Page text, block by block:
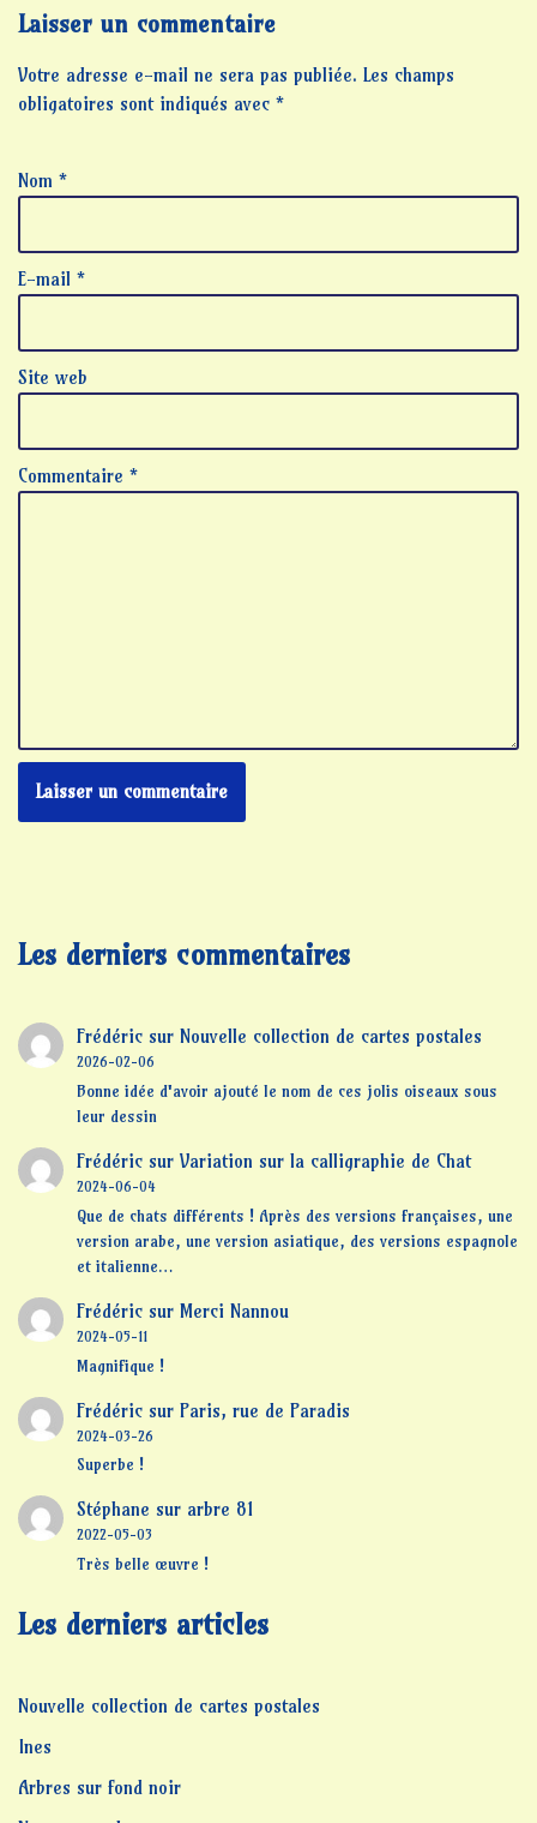
Laisser un commentaire
Votre adresse e-mail ne sera pas publiée. Les champs
obligatoires sont indiqués avec *
Nom *
E-mail *
Site web
Commentaire *
Les derniers commentaires
Frédéricsur Nouvelle collection de cartes postales
2026-02-06
Bonne idée d'avoir ajouté le nom de ces jolis oiseaux sous
leur dessin
Frédéricsur Variation sur la calligraphie de Chat
2024-06-04
Que de chats différents ! Après des versions françaises, une
version arabe, une version asiatique, des versions espagnole
et italienne…
Frédéricsur Merci Nannou
2024-05-11
Magnifique !
Frédéricsur Paris, rue de Paradis
2024-03-26
Superbe !
Stéphane sur arbre 81
2022-05-03
Très belle œuvre !
Les derniers articles
Nouvelle collection de cartes postales
Ines
Arbres sur fond noir